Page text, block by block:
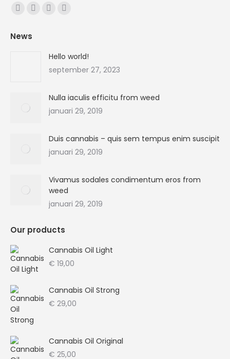
Vind ons op:
Facebook
opens
X
YouTube
in
new
Instagram
in
new
News
Hello world!
september 27, 2023
Nulla iaculis efficitu from weed
januari 29, 2019
Duis cannabis – quis sem tempus enim suscipit
januari 29, 2019
Vivamus sodales condimentum eros from
weed
januari 29, 2019
Our products
Cannabis Oil Light
€ 19,00
Cannabis Oil Strong
€ 29,00
Cannabis Oil Original
€ 25,00